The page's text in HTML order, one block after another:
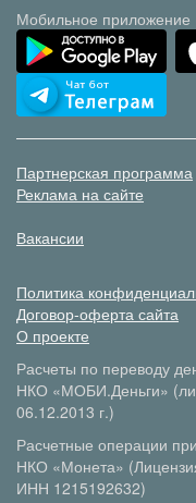
Мобильное
Партнерская программа
Реклама на сайте
Вакансии
Политика
Договор-оферта сайта
О проекте
Расчеты по переводу
НКО «МОБИ.Деньги»
06.12.2013 г.)
Расчетные операции
НКО «Монета»
ИНН 1215192632)